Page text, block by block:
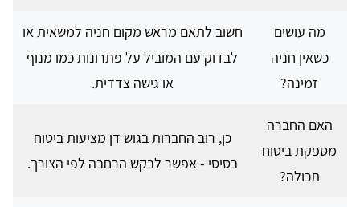
מה עושים
כשאין חניה
זמינה?
חשוב לתאם מראש מקום חניה למשאית או
לבדוק עם המוביל על פתרונות כמו מנוף
או גישה צדדית.
האם החברה
מספקת ביטוח
תכולה?
כן, רוב החברות בגוש דן מציעות ביטוח
בסיסי - אפשר לבקש הרחבה לפי הצורך.